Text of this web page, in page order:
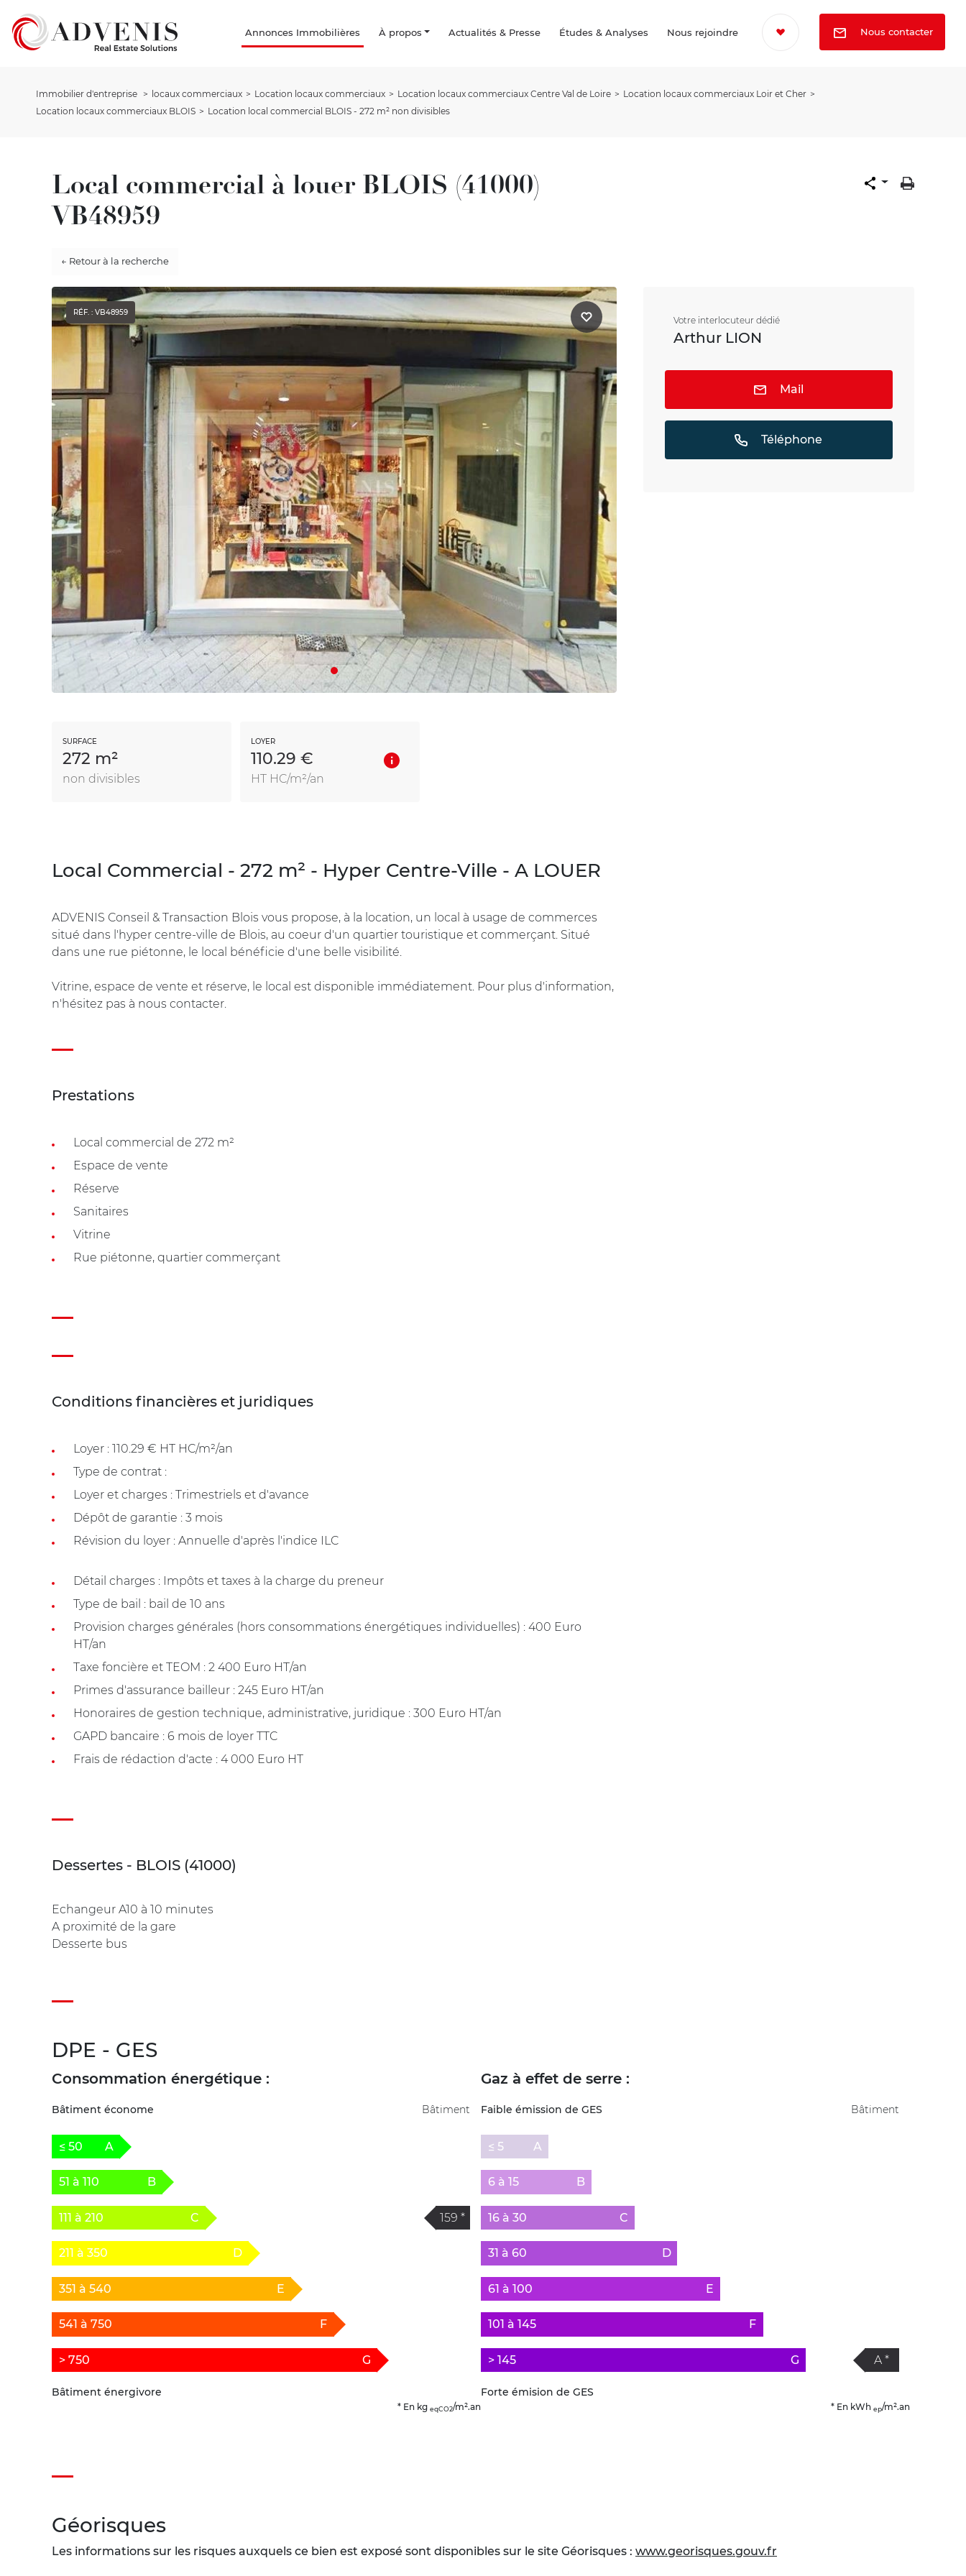
Annonces Immobilières À propos Actualités & Presse Études & Analyses Nous rejoindre Nous contacter
Immobilier d'entreprise locaux commerciaux Location locaux commerciaux Location locaux commerciaux Centre Val de Loire
Location locaux commerciaux Loir et Cher
Location locaux commerciaux BLOIS
Location local commercial BLOIS - 272 m² non divisibles
Local commercial à louer BLOIS (41000)
VB48959
← Retour à la recherche
RÉF. : VB48959
SURFACE
272 m²
non divisibles
LOYER
110.29 €
HT HC/m²/an
Local Commercial - 272 m² - Hyper Centre-Ville - A LOUER
ADVENIS Conseil & Transaction Blois vous propose, à la location, un local à usage de commerces
situé dans l'hyper centre-ville de Blois, au coeur d'un quartier touristique et commerçant. Situé
dans une rue piétonne, le local bénéficie d'une belle visibilité.
Vitrine, espace de vente et réserve, le local est disponible immédiatement. Pour plus d'information,
n'hésitez pas à nous contacter.
Prestations
Local commercial de 272 m²
Espace de vente
Réserve
Sanitaires
Vitrine
Rue piétonne, quartier commerçant
Conditions financières et juridiques
Loyer : 110.29 € HT HC/m²/an
Type de contrat :
Loyer et charges : Trimestriels et d'avance
Dépôt de garantie : 3 mois
Révision du loyer : Annuelle d'après l'indice ILC
Détail charges : Impôts et taxes à la charge du preneur
Type de bail : bail de 10 ans
Provision charges générales (hors consommations énergétiques individuelles) : 400 Euro
HT/an
Taxe foncière et TEOM : 2 400 Euro HT/an
Primes d'assurance bailleur : 245 Euro HT/an
Honoraires de gestion technique, administrative, juridique : 300 Euro HT/an
GAPD bancaire : 6 mois de loyer TTC
Frais de rédaction d'acte : 4 000 Euro HT
Dessertes - BLOIS (41000)
Echangeur A10 à 10 minutes
A proximité de la gare
Desserte bus
Votre interlocuteur dédié
Arthur LION
Mail
Téléphone
DPE - GES
Consommation énergétique :
Bâtiment économe Bâtiment
≤ 50 A
51 à 110 B
111 à 210 C 159 *
211 à 350 D
351 à 540 E
541 à 750 F
> 750 G
Bâtiment énergivore
* En kg eqCO2/m².an
Gaz à effet de serre :
Faible émission de GES Bâtiment
≤ 5 A
6 à 15 B
16 à 30 C
31 à 60 D
61 à 100 E
101 à 145 F
> 145 G A *
Forte émision de GES
* En kWh ep/m².an
Géorisques
Les informations sur les risques auxquels ce bien est exposé sont disponibles sur le site Géorisques : www.georisques.gouv.fr